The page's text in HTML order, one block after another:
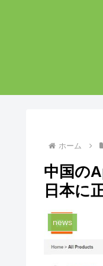
ホーム
中国の
日本に
news